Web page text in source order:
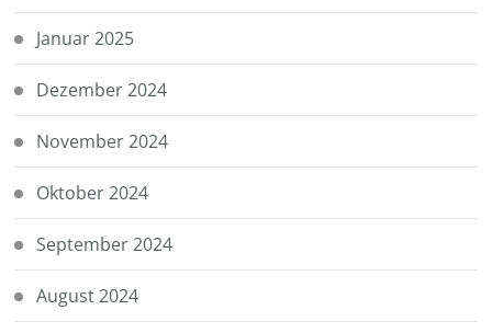
Januar 2025
Dezember 2024
November 2024
Oktober 2024
September 2024
August 2024